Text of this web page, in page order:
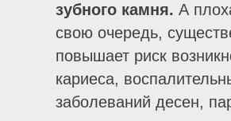
зубного камня. А
свою очередь,
повышает риск
кариеса,
заболеваний десен,